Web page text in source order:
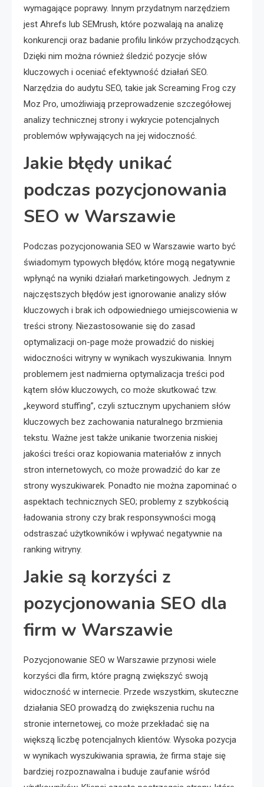
wymagające poprawy. Innym przydatnym narzędziem
jest Ahrefs lub SEMrush, które pozwalają na analizę
konkurencji oraz badanie profilu linków przychodzących.
Dzięki nim można również śledzić pozycje słów
kluczowych i oceniać efektywność działań SEO.
Narzędzia do audytu SEO, takie jak Screaming Frog czy
Moz Pro, umożliwiają przeprowadzenie szczegółowej
analizy technicznej strony i wykrycie potencjalnych
problemów wpływających na jej widoczność.
Jakie błędy unikać
podczas pozycjonowania
SEO w Warszawie
Podczas pozycjonowania SEO w Warszawie warto być
świadomym typowych błędów, które mogą negatywnie
wpłynąć na wyniki działań marketingowych. Jednym z
najczęstszych błędów jest ignorowanie analizy słów
kluczowych i brak ich odpowiedniego umiejscowienia w
treści strony. Niezastosowanie się do zasad
optymalizacji on-page może prowadzić do niskiej
widoczności witryny w wynikach wyszukiwania. Innym
problemem jest nadmierna optymalizacja treści pod
kątem słów kluczowych, co może skutkować tzw.
„keyword stuffing”, czyli sztucznym upychaniem słów
kluczowych bez zachowania naturalnego brzmienia
tekstu. Ważne jest także unikanie tworzenia niskiej
jakości treści oraz kopiowania materiałów z innych
stron internetowych, co może prowadzić do kar ze
strony wyszukiwarek. Ponadto nie można zapominać o
aspektach technicznych SEO; problemy z szybkością
ładowania strony czy brak responsywności mogą
odstraszać użytkowników i wpływać negatywnie na
ranking witryny.
Jakie są korzyści z
pozycjonowania SEO dla
firm w Warszawie
Pozycjonowanie SEO w Warszawie przynosi wiele
korzyści dla firm, które pragną zwiększyć swoją
widoczność w internecie. Przede wszystkim, skuteczne
działania SEO prowadzą do zwiększenia ruchu na
stronie internetowej, co może przekładać się na
większą liczbę potencjalnych klientów. Wysoka pozycja
w wynikach wyszukiwania sprawia, że firma staje się
bardziej rozpoznawalna i buduje zaufanie wśród